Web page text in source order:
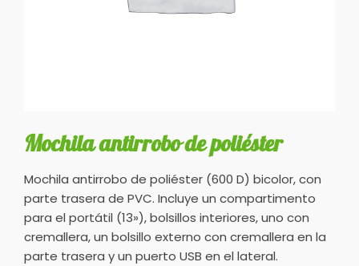
Mochila antirrobo de poliéster
Mochila antirrobo de poliéster (600 D) bicolor, con
parte trasera de PVC. Incluye un compartimento
para el portátil (13»), bolsillos interiores, uno con
cremallera, un bolsillo externo con cremallera en la
parte trasera y un puerto USB en el lateral.